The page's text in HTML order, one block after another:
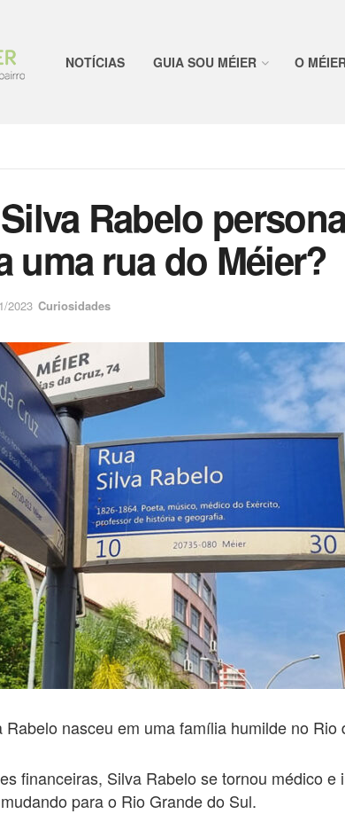
NOTÍCIAS GUIA SOU MÉIER O
Rabelo
uma rua do Méier?
2023 Curiosidades
nasceu em uma família humilde no Rio
financeiras, Silva Rabelo se tornou médico e
para o Rio Grande do Sul.